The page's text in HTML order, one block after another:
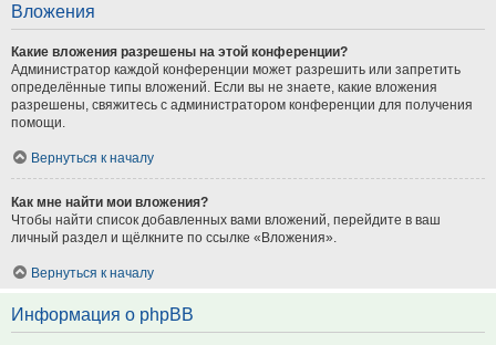
Вложения
Какие вложения разрешены на этой конференции?
Администратор каждой конференции может разрешить или запретить
определённые типы вложений. Если вы не знаете, какие вложения
разрешены, свяжитесь с администратором конференции для получения
помощи.
Вернуться к началу
Как мне найти мои вложения?
Чтобы найти список добавленных вами вложений, перейдите в ваш
личный раздел и щёлкните по ссылке «Вложения».
Вернуться к началу
Информация о phpBB